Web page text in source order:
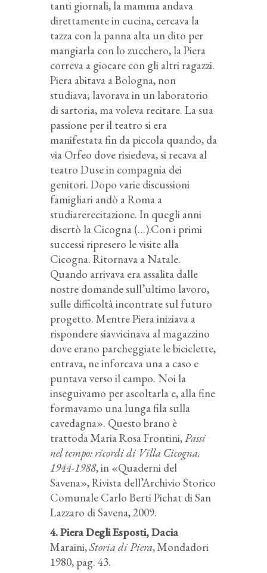
tanti giornali, la mamma andava
direttamente in cucina, cercava la
tazza con la panna alta un dito per
mangiarla con lo zucchero, la Piera
correva a giocare con gli altri ragazzi.
Piera abitava a Bologna, non
studiava; lavorava in un laboratorio
di sartoria, ma voleva recitare. La sua
passione per il teatro si era
manifestata fin da piccola quando, da
via Orfeo dove risiedeva, si recava al
teatro Duse in compagnia dei
genitori. Dopo varie discussioni
famigliari andò a Roma a
studiarerecitazione. In quegli anni
disertò la Cicogna (…).Con i primi
successi ripresero le visite alla
Cicogna. Ritornava a Natale.
Quando arrivava era assalita dalle
nostre domande sull’ultimo lavoro,
sulle difficoltà incontrate sul futuro
progetto. Mentre Piera iniziava a
rispondere siavvicinava al magazzino
dove erano parcheggiate le biciclette,
entrava, ne inforcava una a caso e
puntava verso il campo. Noi la
inseguivamo per ascoltarla e, alla fine
formavamo una lunga fila sulla
cavedagna». Questo brano è
trattoda Maria Rosa Frontini,Passi
nel tempo: ricordi di Villa Cicogna.
1944-1988, in «Quaderni del
Savena», Rivista dell’Archivio Storico
Comunale Carlo Berti Pichat di San
Lazzaro di Savena, 2009.
4. Piera Degli Esposti, Dacia
Maraini,Storia di Piera, Mondadori
1980, pag. 43.